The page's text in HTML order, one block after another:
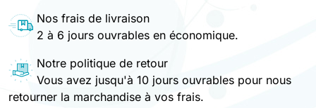
Nos frais de livraison
2 à 6 jours ouvrables en économique.
Notre politique de retour
Vous avez jusqu'à 10 jours ouvrables pour nous
retourner la marchandise à vos frais.